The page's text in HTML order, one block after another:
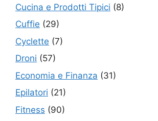
Cucina e Prodotti Tipici (8)
Cuffie (29)
Cyclette (7)
Droni (57)
Economia e Finanza (31)
Epilatori (21)
Fitness (90)